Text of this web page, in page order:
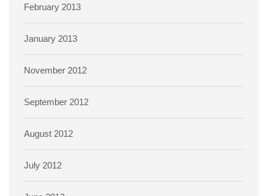
February 2013
January 2013
November 2012
September 2012
August 2012
July 2012